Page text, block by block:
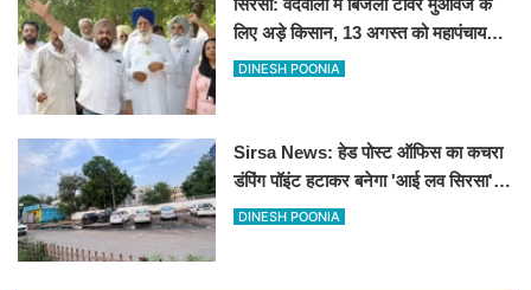
सिरसा: वैदवाला में बिजली टावर मुआवजे के
लिए अड़े किसान, 13 अगस्त को महापंचायत
का ऐलान
DINESH POONIA
Sirsa News: हेड पोस्ट ऑफिस का कचरा
डंपिंग पॉइंट हटाकर बनेगा 'आई लव सिरसा'
सेल्फी पॉइंट
DINESH POONIA